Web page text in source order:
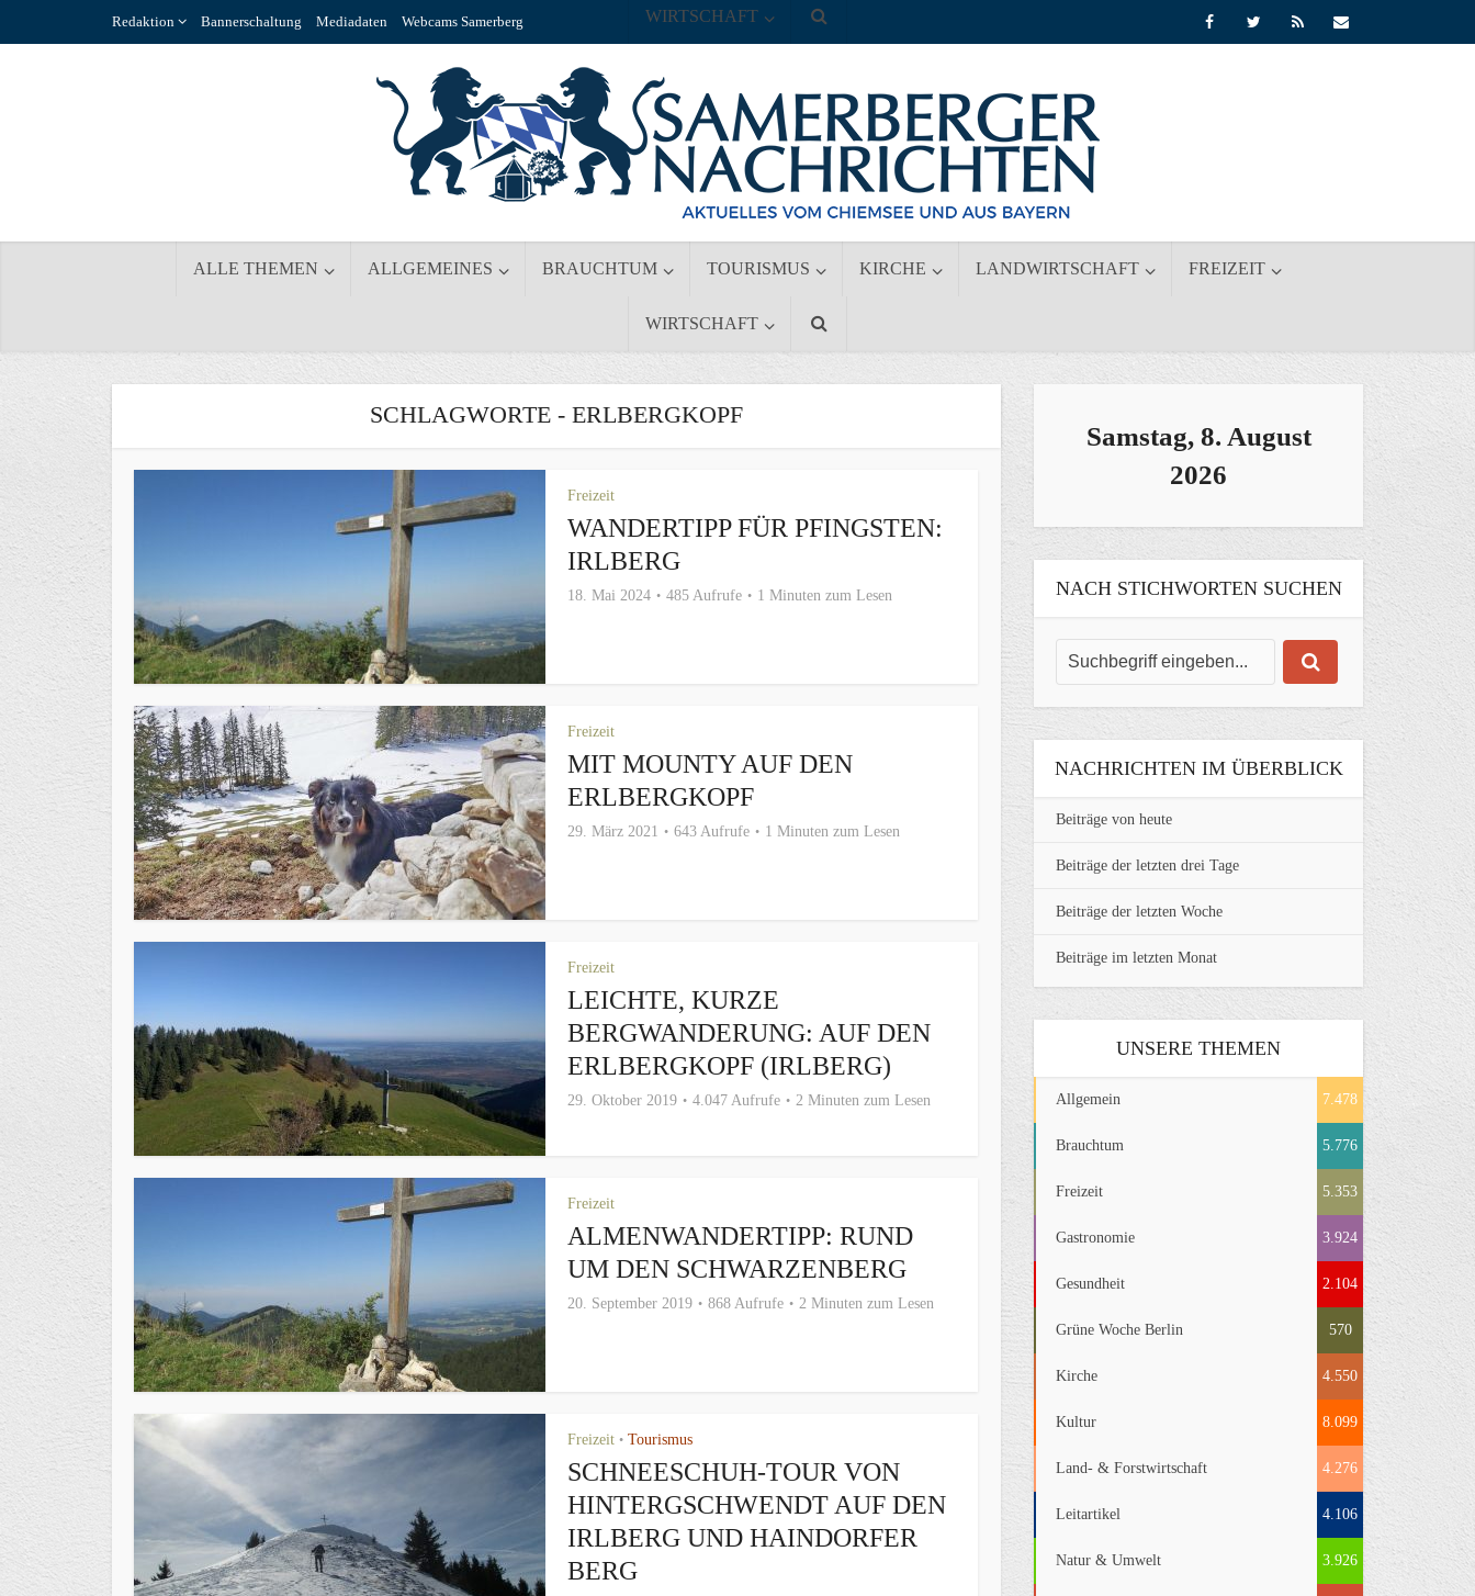
Redaktion Bannerschaltung Mediadaten Webcams Samerberg
ALLE THEMEN ALLGEMEINES BRAUCHTUM TOURISMUS KIRCHE LANDWIRTSCHAFT FREIZEIT
WIRTSCHAFT
WIRTSCHAFT
SCHLAGWORTE - ERLBERGKOPF
Freizeit
WANDERTIPP FÜR PFINGSTEN:
IRLBERG
18. Mai 2024 485 Aufrufe 1 Minuten zum Lesen
Freizeit
MIT MOUNTY AUF DEN
ERLBERGKOPF
29. März 2021 643 Aufrufe 1 Minuten zum Lesen
Freizeit
LEICHTE, KURZE
BERGWANDERUNG: AUF DEN
ERLBERGKOPF (IRLBERG)
29. Oktober 2019 4.047 Aufrufe 2 Minuten zum Lesen
Freizeit
ALMENWANDERTIPP: RUND
UM DEN SCHWARZENBERG
20. September 2019 868 Aufrufe 2 Minuten zum Lesen
Freizeit • Tourismus
SCHNEESCHUH-TOUR VON
HINTERGSCHWENDT AUF DEN
IRLBERG UND HAINDORFER
BERG
Samstag, 8. August
2026
NACH STICHWORTEN SUCHEN
NACHRICHTEN IM ÜBERBLICK
Beiträge von heute
Beiträge der letzten drei Tage
Beiträge der letzten Woche
Beiträge im letzten Monat
UNSERE THEMEN
Allgemein 7.478
Brauchtum 5.776
Freizeit 5.353
Gastronomie 3.924
Gesundheit 2.104
Grüne Woche Berlin 570
Kirche 4.550
Kultur 8.099
Land- & Forstwirtschaft 4.276
Leitartikel 4.106
Natur & Umwelt 3.926